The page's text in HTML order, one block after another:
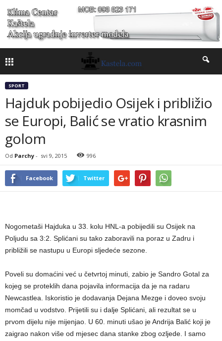
SPORT
Hajduk pobijedio Osijek i približio
se Europi, Balić se vratio krasnim
golom
Od Parchy - svi 9, 2015 996
Facebook Twitter
Nogometaši Hajduka u 33. kolu HNL-a pobijedili su Osijek na
Poljudu sa 3:2. Splićani su tako zaboravili na poraz u Zadru i
približili se nastupu u Europi sljedeće sezone.
Poveli su domaćini već u četvrtoj minuti, zabio je Sandro Gotal za
kojeg se proteklih dana pojavila informacija da je na radaru
Newcastlea. Iskoristio je dodavanja Dejana Mezge i doveo svoju
momčad u vodstvo. Prijetili su i dalje Splićani, ali rezultat se u
prvom dijelu nije mijenjao. U 60. minuti ušao je Andrija Balić koji je
zaigrao nakon više od mjesec dana stanke zbog ozljede. I samo